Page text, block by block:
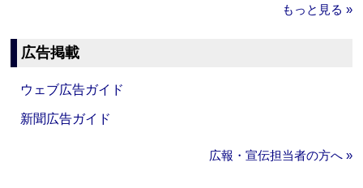
もっと見る »
広告掲載
ウェブ広告ガイド
新聞広告ガイド
広報・宣伝担当者の方へ »